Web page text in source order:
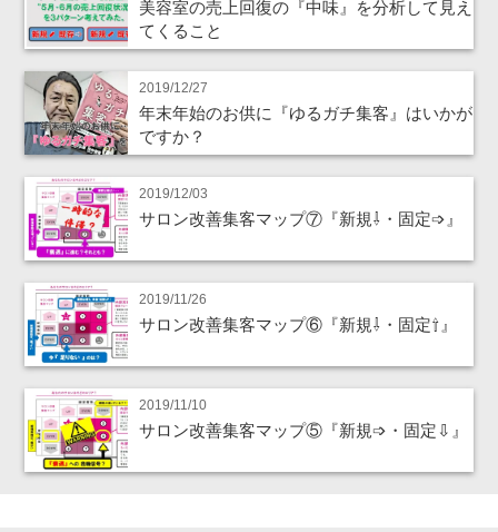
美容室の売上回復の『中味』を分析して見え
てくること
2019/12/27
年末年始のお供に『ゆるガチ集客』はいかが
ですか？
2019/12/03
サロン改善集客マップ⑦『新規⇩・固定➩』
2019/11/26
サロン改善集客マップ⑥『新規⇩・固定⇧』
2019/11/10
サロン改善集客マップ⑤『新規➩・固定⇩』